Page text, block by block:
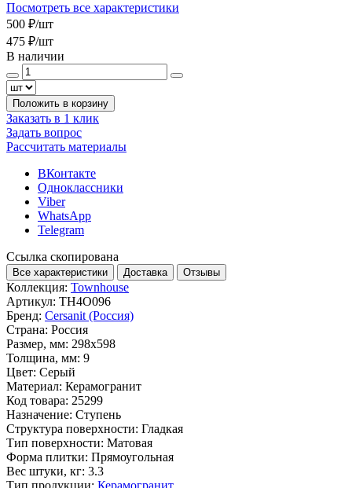
Посмотреть все характеристики
500 ₽/шт
475 ₽/шт
В наличии
Положить в корзину
Заказать в 1 клик
Задать вопрос
Рассчитать материалы
ВКонтакте
Одноклассники
Viber
WhatsApp
Telegram
Ссылка скопирована
Все характеристики Доставка Отзывы
Коллекция: Townhouse
Артикул: TH4O096
Бренд: Cersanit (Россия)
Страна: Россия
Размер, мм: 298x598
Толщина, мм: 9
Цвет: Серый
Материал: Керамогранит
Код товара: 25299
Назначение: Ступень
Структура поверхности: Гладкая
Тип поверхности: Матовая
Форма плитки: Прямоугольная
Вес штуки, кг: 3.3
Тип продукции: Керамогранит